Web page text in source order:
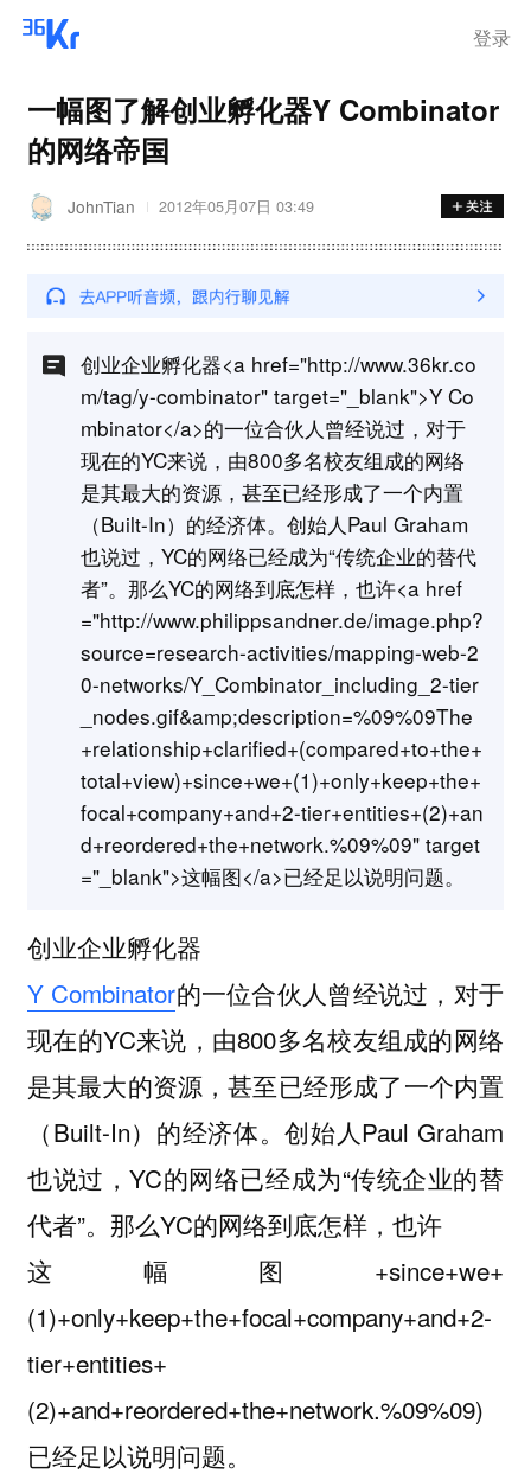
登录
一幅图了解创业孵化器Y Combinator
的网络帝国
JohnTian 2012年05月07日 03:49
创业企业孵化器<a href="http://www.36kr.co
m/tag/y-combinator" target="_blank">Y Co
mbinator</a>的一位合伙人曾经说过，对于
现在的YC来说，由800多名校友组成的网络
是其最大的资源，甚至已经形成了一个内置
（Built-In）的经济体。创始人Paul Graham
也说过，YC的网络已经成为“传统企业的替代
者”。那么YC的网络到底怎样，也许<a href
="http://www.philippsandner.de/image.php?
source=research-activities/mapping-web-2
0-networks/Y_Combinator_including_2-tier
_nodes.gif&amp;description=%09%09The
+relationship+clarified+(compared+to+the+
total+view)+since+we+(1)+only+keep+the+
focal+company+and+2-tier+entities+(2)+an
d+reordered+the+network.%09%09" target
="_blank">这幅图</a>已经足以说明问题。
创业企业孵化器
Y Combinator的一位合伙人曾经说过，对于
现在的YC来说，由800多名校友组成的网络
是其最大的资源，甚至已经形成了一个内置
（Built-In）的经济体。创始人Paul Graham
也说过，YC的网络已经成为“传统企业的替
代者”。那么YC的网络到底怎样，也许
这幅图+since+we+
(1)+only+keep+the+focal+company+and+2-
tier+entities+
(2)+and+reordered+the+network.%09%09)
已经足以说明问题。